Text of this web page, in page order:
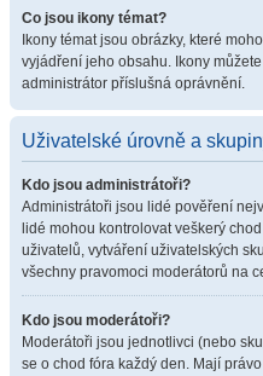
Co jsou ikony témat?
Ikony témat jsou obrázky, které
vyjádření jeho obsahu. Ikony
administrátor příslušná oprávnění.
Uživatelské úrovně a
Kdo jsou administrátoři?
Administrátoři jsou lidé pověření
lidé mohou kontrolovat veškerý
uživatelů, vytváření uživatelských
všechny pravomoci moderátorů na
Kdo jsou moderátoři?
Moderátoři jsou jednotlivci (nebo
se o chod fóra každý den. Mají